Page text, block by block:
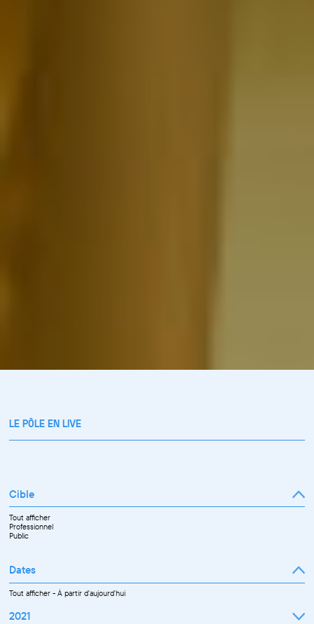
LE PÔLE EN LIVE
Cible
Tout afficher
Professionnel
Public
Dates
Tout afficher-À partir d'aujourd'hui
2021